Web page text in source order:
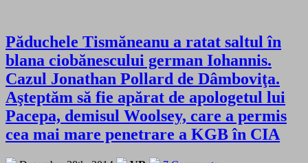
Păduchele Tismăneanu a ratat saltul în
blana ciobănescului german Iohannis.
Cazul Jonathan Pollard de Dâmboviţa.
Aşteptăm să fie apărat de apologetul lui
Pacepa, demisul Woolsey, care a permis
cea mai mare penetrare a KGB în CIA